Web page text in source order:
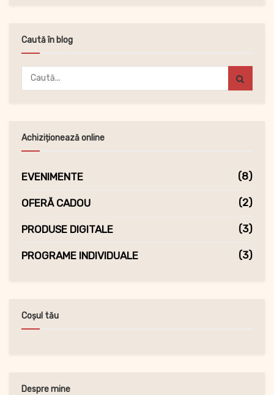
Caută în blog
Achiziționează online
EVENIMENTE (8)
OFERĂ CADOU (2)
PRODUSE DIGITALE (3)
PROGRAME INDIVIDUALE (3)
Coșul tău
Despre mine